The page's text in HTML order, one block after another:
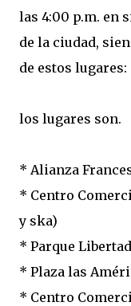
las 4:00 p.m. en
de la ciudad,
de estos lugares:
los lugares son.
* Alianza
* Centro
y ska)
* Parque
* Plaza las
* Centro